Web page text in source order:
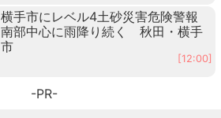
横手市にレベル4土砂災害危険警報
南部中心に雨降り続く 秋田・横手
市
[12:00]
-PR-